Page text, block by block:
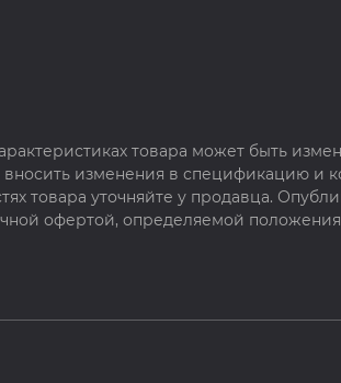
товара может быть
изменения в спецификацию и
товара уточняйте у продавца.
офертой, определяемой